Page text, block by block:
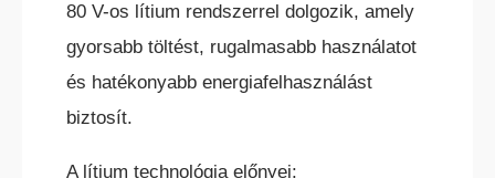
80 V-os lítium rendszerrel dolgozik, amely
gyorsabb töltést, rugalmasabb használatot
és hatékonyabb energiafelhasználást
biztosít.
A lítium technológia előnyei: